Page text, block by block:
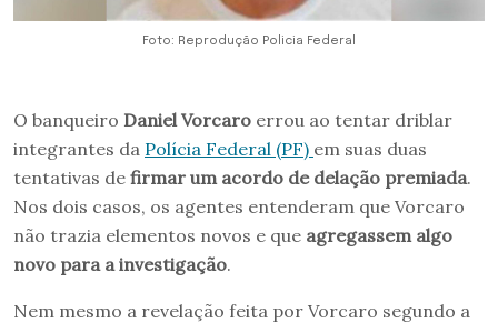
Foto: Reprodução Policia Federal
O banqueiro Daniel Vorcaro errou ao tentar driblar
integrantes da Polícia Federal (PF) em suas duas
tentativas de firmar um acordo de delação premiada.
Nos dois casos, os agentes entenderam que Vorcaro
não trazia elementos novos e que agregassem algo
novo para a investigação.
Nem mesmo a revelação feita por Vorcaro segundo a